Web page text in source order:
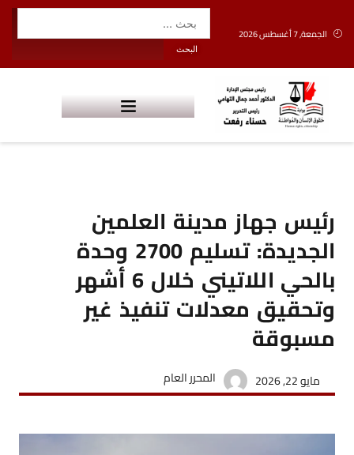
الجمعة, 7 أغسطس 2026
رئيس جهاز مدينة العلمين
الجديدة: تسليم 2700 وحدة
بالحي اللاتيني خلال 6 أشهر
وتحقيق معدلات تنفيذ غير
مسبوقة
مايو 22, 2026 المحرر العام